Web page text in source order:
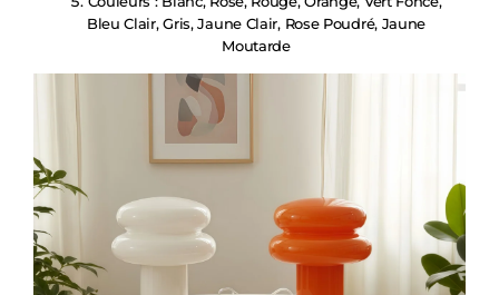
Bleu Clair, Gris, Jaune Clair, Rose Poudré, Jaune
Moutarde